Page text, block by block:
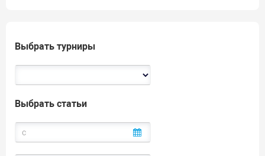
Выбрать турниры
Выбрать статьи